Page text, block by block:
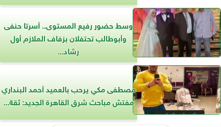
وسط حضور رفيع المستوى.. أسرتا حنفى
وأبوطالب تحتفلان بزفاف الملازم أول
رشاد...
مصطفى مكي يرحب بالعميد أحمد البنداري
مفتش مباحث شرق القاهرة الجديد: ثقة...